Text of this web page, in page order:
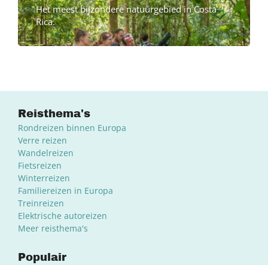
Het meest bijzondere natuurgebied in Costa
Rica.
Reisthema's
Rondreizen binnen Europa
Verre reizen
Wandelreizen
Fietsreizen
Winterreizen
Familiereizen in Europa
Treinreizen
Elektrische autoreizen
Meer reisthema's
Populair